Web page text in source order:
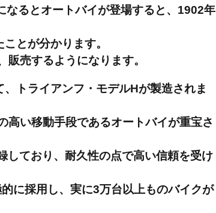
るとオートバイが登場すると、1902年
とが分かります。
売するようになります。
トライアンフ・モデルHが製造されま
高い移動手段であるオートバイが重宝さ
しており、耐久性の点で高い信頼を受け
に採用し、実に3万台以上ものバイクが